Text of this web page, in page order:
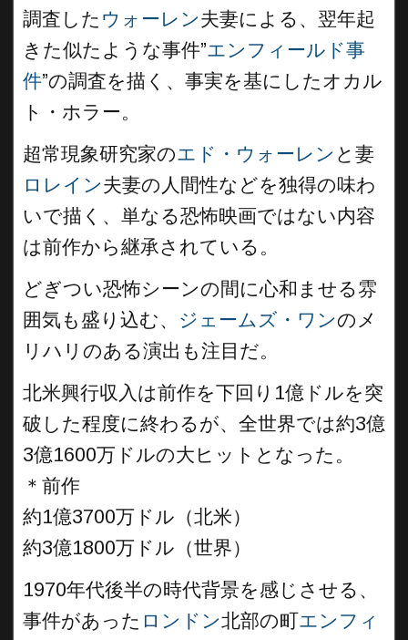
調査した ウォーレン夫妻による、翌年起
きた似たような事件”エンフィールド事
件”の調査を描く、事実を基にしたオカル
ト・ホラー。
超常現象研究家のエド・ウォーレン と妻
ロレイン夫妻の人間性などを独得の味わ
いで描く、単なる恐怖映画ではない内容
は前作から継承されている。
どぎつい恐怖シーンの間に心和ませる雰
囲気も盛り込む、 ジェームズ・ワンのメ
リハリのある演出も注目だ。
北米興行収入は前作を下回り1億ドルを突
破した程度に終わるが、全世界では約3億
3億1600万ドルの大ヒットとなった。
＊前作
約1億3700万ドル（北米）
約3億1800万ドル（世界）
1970年代後半の時代背景を感じさせる、
事件があった ロンドン北部の町エンフィ